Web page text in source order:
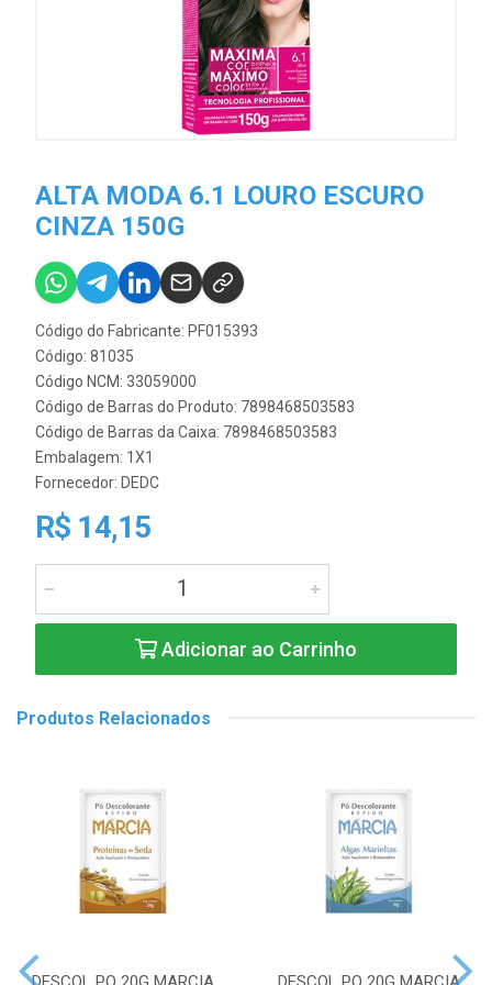
ALTA MODA 6.1 LOURO ESCURO
CINZA 150G
Código do Fabricante: PF015393
Código: 81035
Código NCM: 33059000
Código de Barras do Produto: 7898468503583
Código de Barras da Caixa: 7898468503583
Embalagem: 1X1
Fornecedor: DEDC
R$ 14,15
Adicionar ao Carrinho
Produtos Relacionados